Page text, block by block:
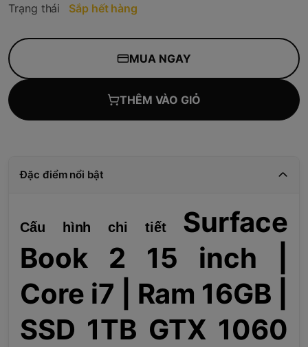
Trạng thái Sắp hết hàng
MUA NGAY
THÊM VÀO GIỎ
Đặc điểm nổi bật
Cấu hình chi tiết Surface
Book 2 15 inch |
Core i7 | Ram 16GB |
SSD 1TB GTX 1060